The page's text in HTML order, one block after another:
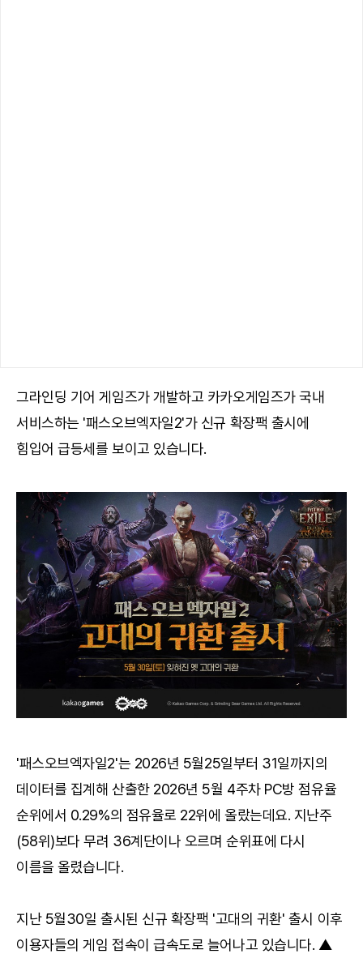
그라인딩 기어 게임즈가 개발하고 카카오게임즈가 국내
서비스하는 '패스오브엑자일2'가 신규 확장팩 출시에
힘입어 급등세를 보이고 있습니다.
'패스오브엑자일2'는 2026년 5월25일부터 31일까지의
데이터를 집계해 산출한 2026년 5월 4주차 PC방 점유율
순위에서 0.29%의 점유율로 22위에 올랐는데요. 지난주
(58위)보다 무려 36계단이나 오르며 순위표에 다시
이름을 올렸습니다.
지난 5월30일 출시된 신규 확장팩 '고대의 귀환' 출시 이후
이용자들의 게임 접속이 급속도로 늘어나고 있습니다. ▲